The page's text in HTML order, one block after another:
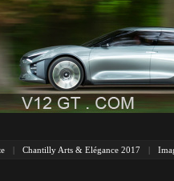
| Chantilly Arts & Elégance 2017 |